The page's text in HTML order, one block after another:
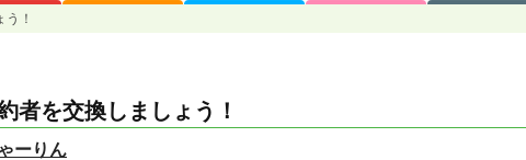
！
者を交換しましょう！
ーりん